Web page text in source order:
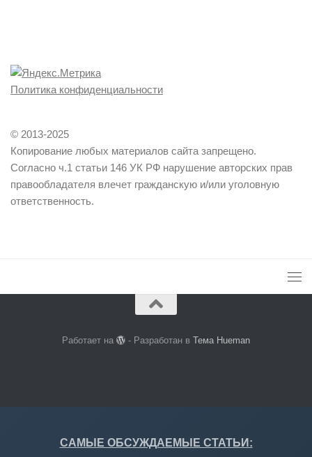
Политика конфиденциальности
© 2013-2025
Копирование любых материалов сайта запрещено.
Согласно ч.1 статьи 146 УК РФ нарушение авторских прав
правообладателя влечет гражданскую и/или уголовную
ответственность.
Работает на - Разработан вТема Hueman
САМЫЕ ОБСУЖДАЕМЫЕ СТАТЬИ: